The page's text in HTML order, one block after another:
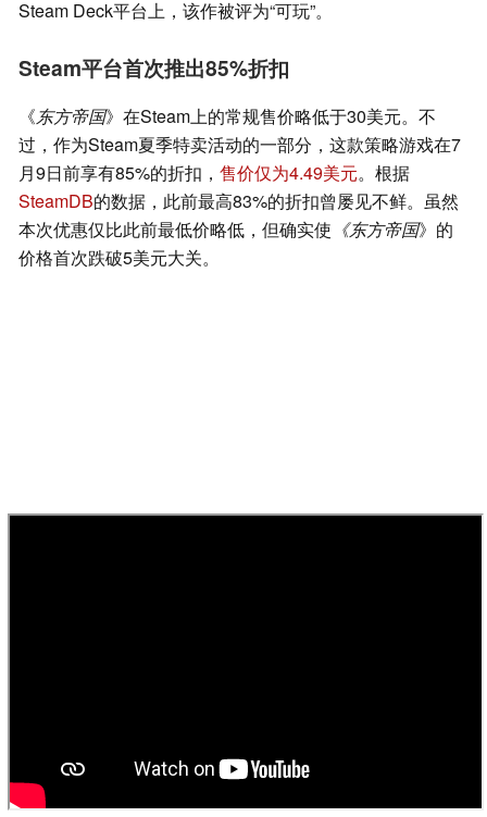
Steam Deck平台上，该作被评为“可玩”。
Steam平台首次推出85%折扣
《东方帝国》在Steam上的常规售价略低于30美元。不
过，作为Steam夏季特卖活动的一部分，这款策略游戏在7
月9日前享有85%的折扣， 售价仅为4.49美元。根据
SteamDB的数据，此前最高83%的折扣曾屡见不鲜。虽然
本次优惠仅比此前最低价略低，但确实使 《东方帝国》的
价格首次跌破5美元大关。